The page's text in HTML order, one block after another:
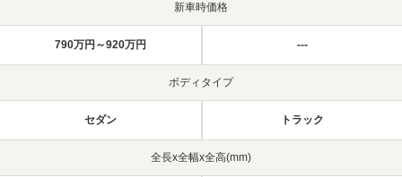
新車時価格
790万円～920万円 ---
ボディタイプ
セダン トラック
全長x全幅x全高(mm)